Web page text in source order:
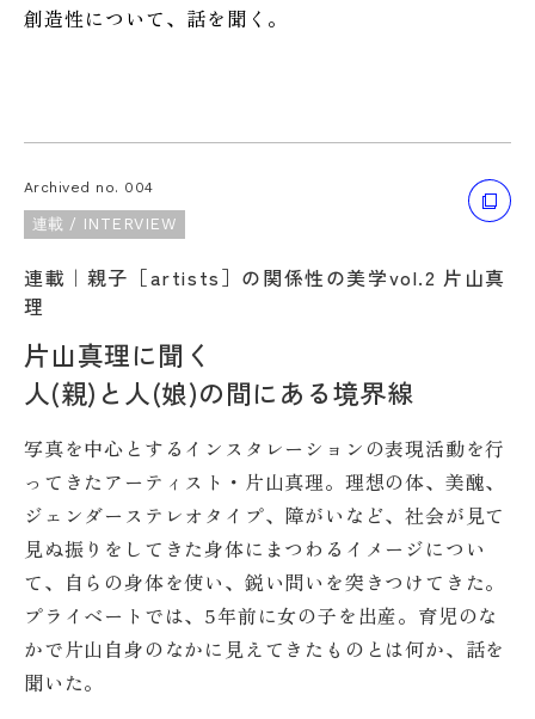
創造性について、話を聞く。
Archived no. 004
連載 / INTERVIEW
連載｜親子［artists］の関係性の美学vol.2 片山真
理
片山真理に聞く
人(親)と人(娘)の間にある境界線
写真を中心とするインスタレーションの表現活動を行
ってきたアーティスト・片山真理。理想の体、美醜、
ジェンダーステレオタイプ、障がいなど、社会が見て
見ぬ振りをしてきた身体にまつわるイメージについ
て、自らの身体を使い、鋭い問いを突きつけてきた。
プライベートでは、5年前に女の子を出産。育児のな
かで片山自身のなかに見えてきたものとは何か、話を
聞いた。